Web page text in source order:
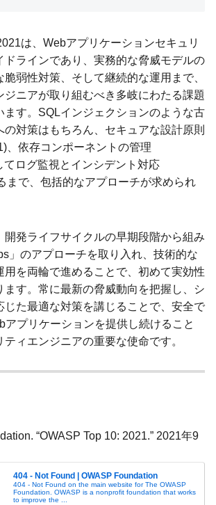
は、Webアプリケーションセキュリ
ドラインであり、実務的な脅威モデルの
弱性対策、そして継続的な運用まで、
ジニアが取り組むべき多岐にわたる課題
ます。SQLインジェクションのような古
の対策はもちろん、セキュアな設計原則
、依存コンポーネントの管理
てログ監視とインシデント対応
まで、包括的なアプローチが求められ
開発ライフサイクルの早期段階から組み
」のアプローチを取り入れ、技術的な
用を両輪で進めることで、初めて実効性
ます。常に最新の脅威動向を把握し、シ
じた最適な対策を講じることで、安全で
アプリケーションを提供し続けること
ィエンジニアの重要な使命です。
“OWASP Top 10: 2021.” 2021年9
404 - Not Found | OWASP Foundation
404 - Not Found on the main website for The OWASP
Foundation. OWASP is a nonprofit foundation that works
to improve the ...